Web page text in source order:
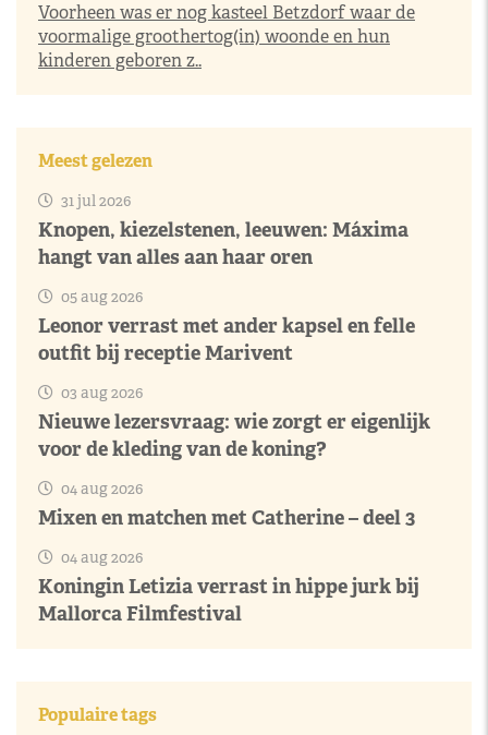
Voorheen was er nog kasteel Betzdorf waar de
voormalige groothertog(in) woonde en hun
kinderen geboren z..
Meest gelezen
31 jul 2026
Knopen, kiezelstenen, leeuwen: Máxima
hangt van alles aan haar oren
05 aug 2026
Leonor verrast met ander kapsel en felle
outfit bij receptie Marivent
03 aug 2026
Nieuwe lezersvraag: wie zorgt er eigenlijk
voor de kleding van de koning?
04 aug 2026
Mixen en matchen met Catherine – deel 3
04 aug 2026
Koningin Letizia verrast in hippe jurk bij
Mallorca Filmfestival
Populaire tags